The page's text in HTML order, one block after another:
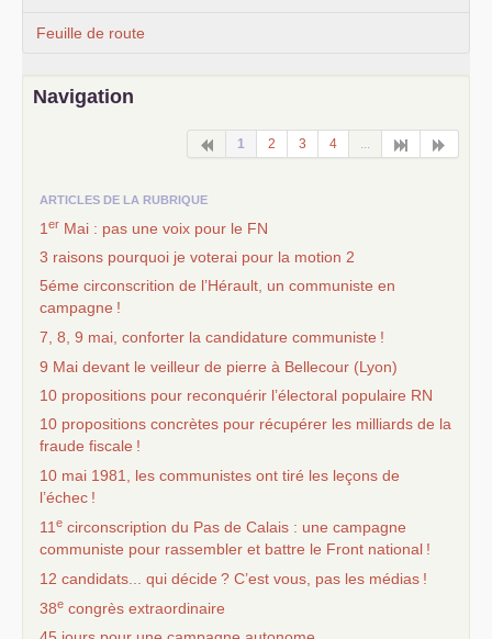
Feuille de route
Navigation
1 2 3 4 ...
ARTICLES DE LA RUBRIQUE
1er Mai : pas une voix pour le FN
3 raisons pourquoi je voterai pour la motion 2
5éme circonscrition de l’Hérault, un communiste en
campagne !
7, 8, 9 mai, conforter la candidature communiste !
9 Mai devant le veilleur de pierre à Bellecour (Lyon)
10 propositions pour reconquérir l’électoral populaire RN
10 propositions concrètes pour récupérer les milliards de la
fraude fiscale !
10 mai 1981, les communistes ont tiré les leçons de
l’échec !
11e circonscription du Pas de Calais : une campagne
communiste pour rassembler et battre le Front national !
12 candidats... qui décide ? C’est vous, pas les médias !
38e congrès extraordinaire